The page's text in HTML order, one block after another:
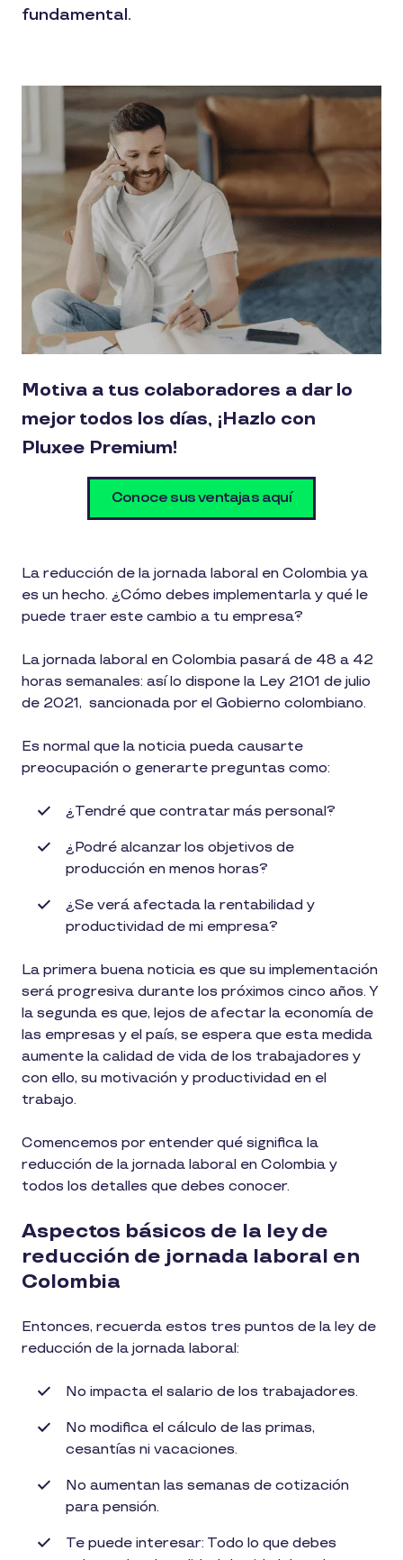
fundamental.
Motiva a tus colaboradores a dar lo
mejor todos los días, ¡Hazlo con
Pluxee Premium!
Conoce sus ventajas aquí
La reducción de la jornada laboral en Colombia ya
es un hecho. ¿Cómo debes implementarla y qué le
puede traer este cambio a tu empresa?
La jornada laboral en Colombia pasará de 48 a 42
horas semanales: así lo dispone la Ley 2101 de julio
de 2021, sancionada por el Gobierno colombiano.
Es normal que la noticia pueda causarte
preocupación o generarte preguntas como:
¿Tendré que contratar más personal?
¿Podré alcanzar los objetivos de
producción en menos horas?
¿Se verá afectada la rentabilidad y
productividad de mi empresa?
La primera buena noticia es que su implementación
será progresiva durante los próximos cinco años. Y
la segunda es que, lejos de afectar la economía de
las empresas y el país, se espera que esta medida
aumente la calidad de vida de los trabajadores y
con ello, su motivación y productividad en el
trabajo.
Comencemos por entender qué significa la
reducción de la jornada laboral en Colombia y
todos los detalles que debes conocer.
Aspectos básicos de la ley de
reducción de jornada laboral en
Colombia
Entonces, recuerda estos tres puntos de la ley de
reducción de la jornada laboral:
No impacta el salario de los trabajadores.
No modifica el cálculo de las primas,
cesantías ni vacaciones.
No aumentan las semanas de cotización
para pensión.
Te puede interesar: Todo lo que debes